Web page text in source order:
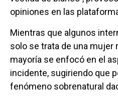
opiniones en las
Mientras que algunos
solo se trata de una mujer
mayoría se enfocó en el
incidente, sugiriendo que
fenómeno sobrenatural